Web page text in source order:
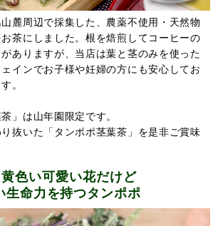
麓周辺で採集した、農薬不使用・天然物
茶にしました。根を焙煎してコーヒーの
ありますが、当店は葉と茎のみを使った
インでお子様や妊婦の方にも安心してお
。
」は山年園限定です。
抜いた「タンポポ茎葉茶」を是非ご賞味
黄色い可愛い花だけど
命力を持つタンポポ